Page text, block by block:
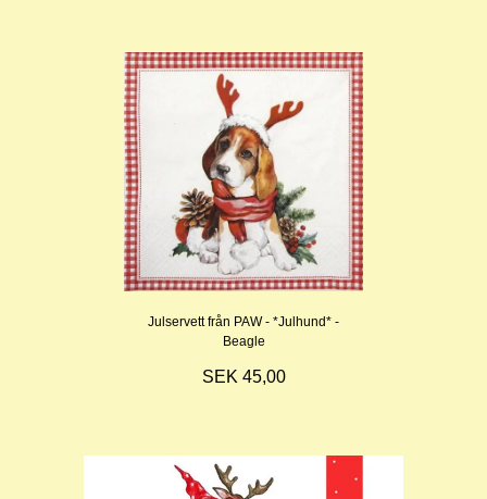
Julservett från PAW - *Julhund* -
Beagle
SEK 45,00